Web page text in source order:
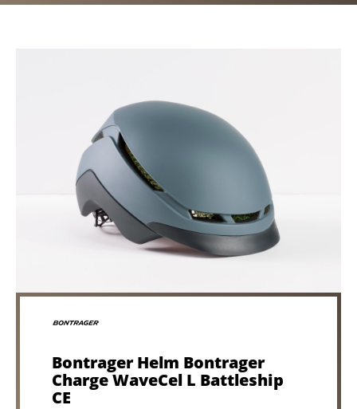
Bontrager Helm Bontrager
Charge WaveCel L Battleship
CE